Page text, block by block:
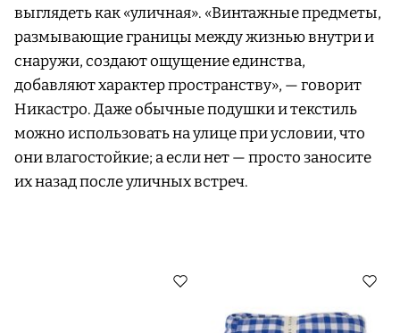
выглядеть как «уличная». «Винтажные предметы,
размывающие границы между жизнью внутри и
снаружи, создают ощущение единства,
добавляют характер пространству», — говорит
Никастро. Даже обычные подушки и текстиль
можно использовать на улице при условии, что
они влагостойкие; а если нет — просто заносите
их назад после уличных встреч.